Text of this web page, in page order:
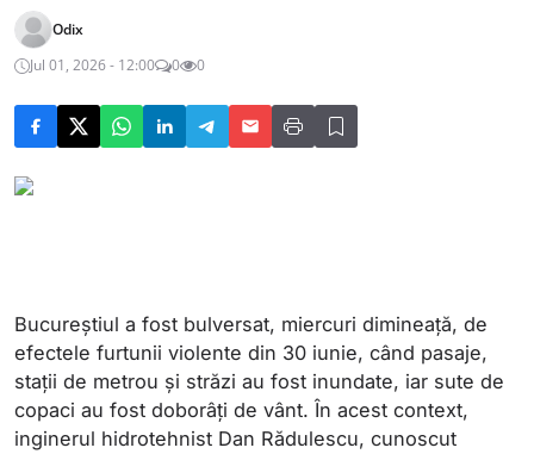
Odix
Jul 01, 2026 - 12:00
0 0
Bucureștiul a fost bulversat, miercuri dimineață, de
efectele furtunii violente din 30 iunie, când pasaje,
stații de metrou și străzi au fost inundate, iar sute de
copaci au fost doborâți de vânt. În acest context,
inginerul hidrotehnist Dan Rădulescu, cunoscut